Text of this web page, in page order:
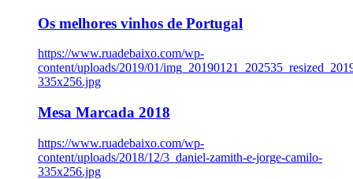
Os melhores vinhos de Portugal
https://www.ruadebaixo.com/wp-
content/uploads/2019/01/
335x256.jpg
Mesa Marcada 2018
https://www.ruadebaixo.com/wp-
content/uploads/2018/12/3_daniel-zamith-e-jorge-camilo-
335x256.jpg